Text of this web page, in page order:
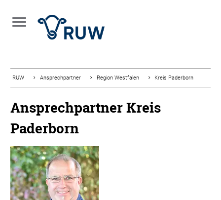
RUW Ansprechpartner Region Westfalen Kreis Paderborn
Ansprechpartner Kreis
Paderborn